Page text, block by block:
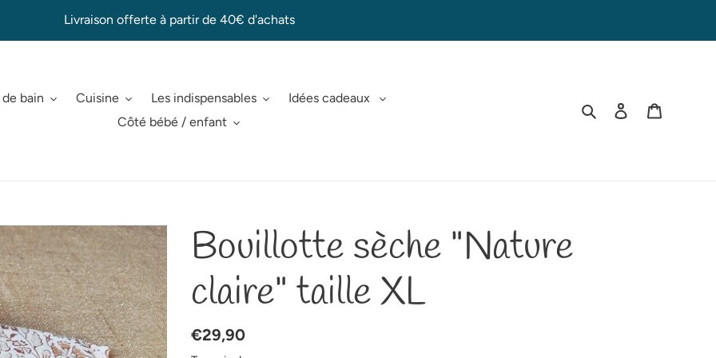
Livraison offerte à partir de 40€ d'achats
bain Cuisine Les indispensables
Idées cadeaux
Côté bébé / enfant
RechercherSe connecter
Bouillotte sèche "Nature
claire" taille XL
Prix
€29,90